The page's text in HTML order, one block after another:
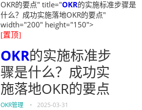
OKR的要点" title="OKR的实施标准步骤是
什么？成功实施落地OKR的要点"
width="200" height="150">
[置顶]
OKR的实施标准步
骤是什么？成功实
施落地OKR的要点
OKR管理 • 2025-03-31